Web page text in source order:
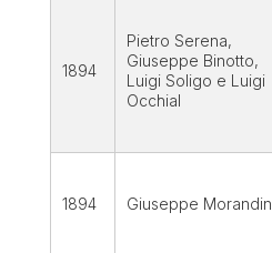
1894
Pietro Serena,
Giuseppe Binotto,
Luigi Soligo e Luigi
Occhial
1894 Giuseppe Morandin